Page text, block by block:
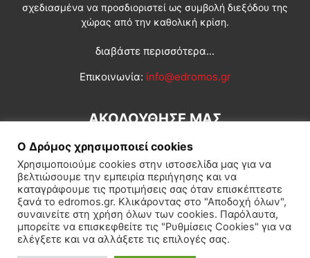
σχεδιασμένα να προσδιοριστεί ως συμβολή διεξόδου της
χώρας από την καθολική κρίση.
διαβάστε περισσότερα...
Επικοινωνία: info@edromos.gr
ΑΚΟΛΟΥΘΗΣΕ ΜΑΣ
Εγγραφή συνδρομητή Πολιτική Διεθνή Κοινωνία
Πολιτισμός Αφιερώματα
Ο Δρόμος χρησιμοποιεί cookies
Χρησιμοποιούμε cookies στην ιστοσελίδα μας για να
βελτιώσουμε την εμπειρία περιήγησης και να
καταγράφουμε τις προτιμήσεις σας όταν επισκέπτεστε
ξανά το edromos.gr. Κλικάροντας στο "Αποδοχή όλων",
συναινείτε στη χρήση όλων των cookies. Παρόλαυτα,
μπορείτε να επισκεφθείτε τις "Ρυθμίσεις Cookies" για να
ελέγξετε και να αλλάξετε τις επιλογές σας.